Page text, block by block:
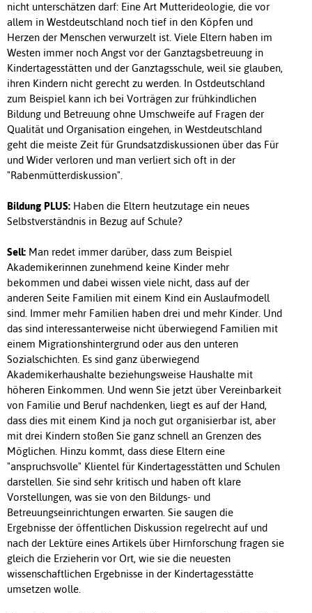
nicht unterschätzen darf: Eine Art Mutterideologie, die vor
allem in Westdeutschland noch tief in den Köpfen und
Herzen der Menschen verwurzelt ist. Viele Eltern haben im
Westen immer noch Angst vor der Ganztagsbetreuung in
Kindertagesstätten und der Ganztagsschule, weil sie glauben,
ihren Kindern nicht gerecht zu werden. In Ostdeutschland
zum Beispiel kann ich bei Vorträgen zur frühkindlichen
Bildung und Betreuung ohne Umschweife auf Fragen der
Qualität und Organisation eingehen, in Westdeutschland
geht die meiste Zeit für Grundsatzdiskussionen über das Für
und Wider verloren und man verliert sich oft in der
"Rabenmütterdiskussion".
Bildung PLUS: Haben die Eltern heutzutage ein neues
Selbstverständnis in Bezug auf Schule?
Sell: Man redet immer darüber, dass zum Beispiel
Akademikerinnen zunehmend keine Kinder mehr
bekommen und dabei wissen viele nicht, dass auf der
anderen Seite Familien mit einem Kind ein Auslaufmodell
sind. Immer mehr Familien haben drei und mehr Kinder. Und
das sind interessanterweise nicht überwiegend Familien mit
einem Migrationshintergrund oder aus den unteren
Sozialschichten. Es sind ganz überwiegend
Akademikerhaushalte beziehungsweise Haushalte mit
höheren Einkommen. Und wenn Sie jetzt über Vereinbarkeit
von Familie und Beruf nachdenken, liegt es auf der Hand,
dass dies mit einem Kind ja noch gut organisierbar ist, aber
mit drei Kindern stoßen Sie ganz schnell an Grenzen des
Möglichen. Hinzu kommt, dass diese Eltern eine
"anspruchsvolle" Klientel für Kindertagesstätten und Schulen
darstellen. Sie sind sehr kritisch und haben oft klare
Vorstellungen, was sie von den Bildungs- und
Betreuungseinrichtungen erwarten. Sie saugen die
Ergebnisse der öffentlichen Diskussion regelrecht auf und
nach der Lektüre eines Artikels über Hirnforschung fragen sie
gleich die Erzieherin vor Ort, wie sie die neuesten
wissenschaftlichen Ergebnisse in der Kindertagesstätte
umsetzen wolle.